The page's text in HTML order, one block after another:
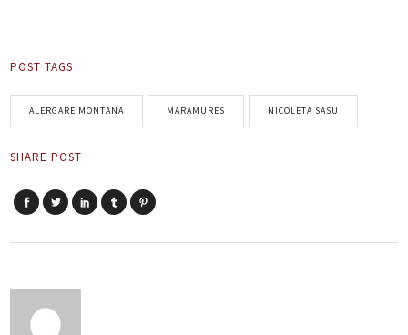
POST TAGS
ALERGARE MONTANA MARAMURES NICOLETA SASU
SHARE POST